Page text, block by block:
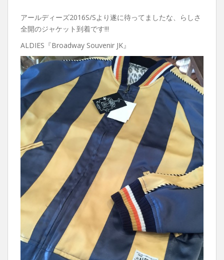
アールディーズ2016S/Sより遂に待ってましたな、らしさ
全開のジャケット到着です!!!
ALDIES『Broadway Souvenir JK』